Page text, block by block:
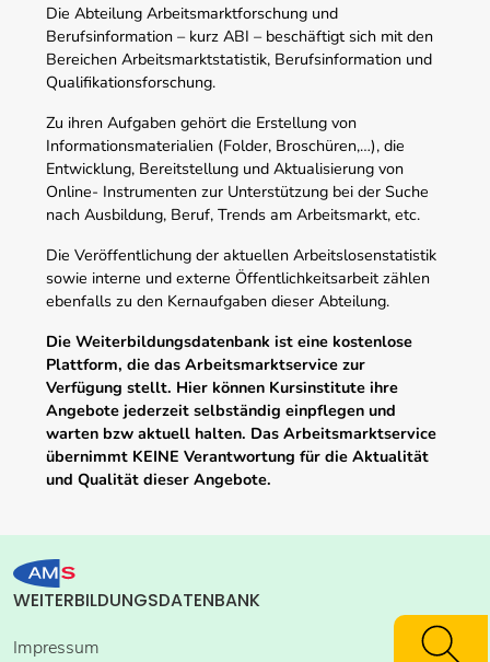
Die Abteilung Arbeitsmarktforschung und
Berufsinformation – kurz ABI – beschäftigt sich mit den
Bereichen Arbeitsmarktstatistik, Berufsinformation und
Qualifikationsforschung.
Zu ihren Aufgaben gehört die Erstellung von
Informationsmaterialien (Folder, Broschüren,…), die
Entwicklung, Bereitstellung und Aktualisierung von
Online- Instrumenten zur Unterstützung bei der Suche
nach Ausbildung, Beruf, Trends am Arbeitsmarkt, etc.
Die Veröffentlichung der aktuellen Arbeitslosenstatistik
sowie interne und externe Öffentlichkeitsarbeit zählen
ebenfalls zu den Kernaufgaben dieser Abteilung.
Die Weiterbildungsdatenbank ist eine kostenlose
Plattform, die das Arbeitsmarktservice zur
Verfügung stellt. Hier können Kursinstitute ihre
Angebote jederzeit selbständig einpflegen und
warten bzw aktuell halten. Das Arbeitsmarktservice
übernimmt KEINE Verantwortung für die Aktualität
und Qualität dieser Angebote.
WEITERBILDUNGSDATENBANK
Impressum